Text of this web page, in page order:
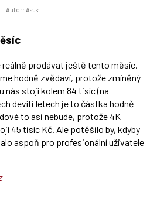
Autor: Asus
prodávat ještě tento měsíc.
hodně zvědaví, protože zmíněný
nás stojí kolem 84 tisíc (na
devíti letech je to částka hodně
to asi nebude, protože 4K
45 tisíc Kč. Ale potěšilo by, kdyby
aspoň pro profesionální uživatele